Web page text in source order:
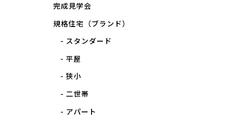
完成見学会
規格住宅（ブランド）
スタンダード
平屋
狭小
二世帯
アパート